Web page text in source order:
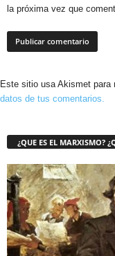
la próxima vez que
Este sitio usa Akismet para
datos de tus comentarios.
¿QUE ES EL MARXISMO?